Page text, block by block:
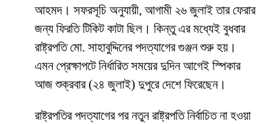
আহমদ। সফরসূচি অনুযায়ী, আগামী ২৬ জুলাই তার ফেরার
জন্য ফিরতি টিকিট কাটা ছিল। কিন্তু এর মধ্যেই বুধবার
রাষ্ট্রপতি মো. সাহাবুদ্দিনের পদত্যাগের গুঞ্জন শুরু হয়।
এমন প্রেক্ষাপটে নির্ধারিত সময়ের দুদিন আগেই স্পিকার
আজ শুক্রবার (২৪ জুলাই) দুপুরে দেশে ফিরেছেন।
রাষ্ট্রপতির পদত্যাগের পর নতুন রাষ্ট্রপতি নির্বাচিত না হওয়া